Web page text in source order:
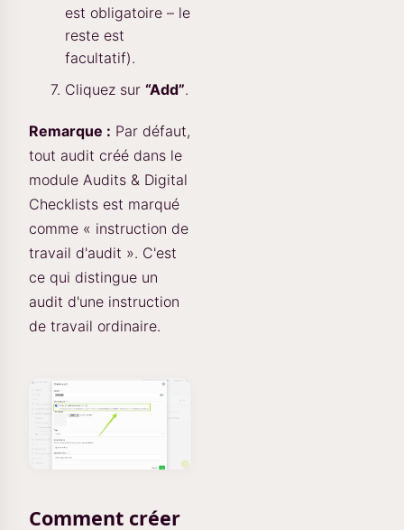
est obligatoire – le
reste est
facultatif).
Cliquez sur “Add”.
Remarque : Par défaut,
tout audit créé dans le
module Audits & Digital
Checklists est marqué
comme « instruction de
travail d'audit ». C'est
ce qui distingue un
audit d'une instruction
de travail ordinaire.
Comment créer